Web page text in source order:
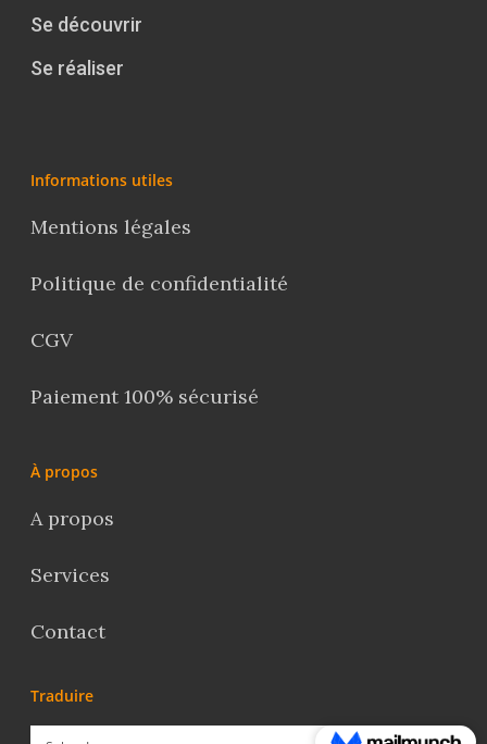
Se découvrir
Se réaliser
Informations utiles
Mentions légales
Politique de confidentialité
CGV
Paiement 100% sécurisé
À propos
A propos
Services
Contact
Traduire